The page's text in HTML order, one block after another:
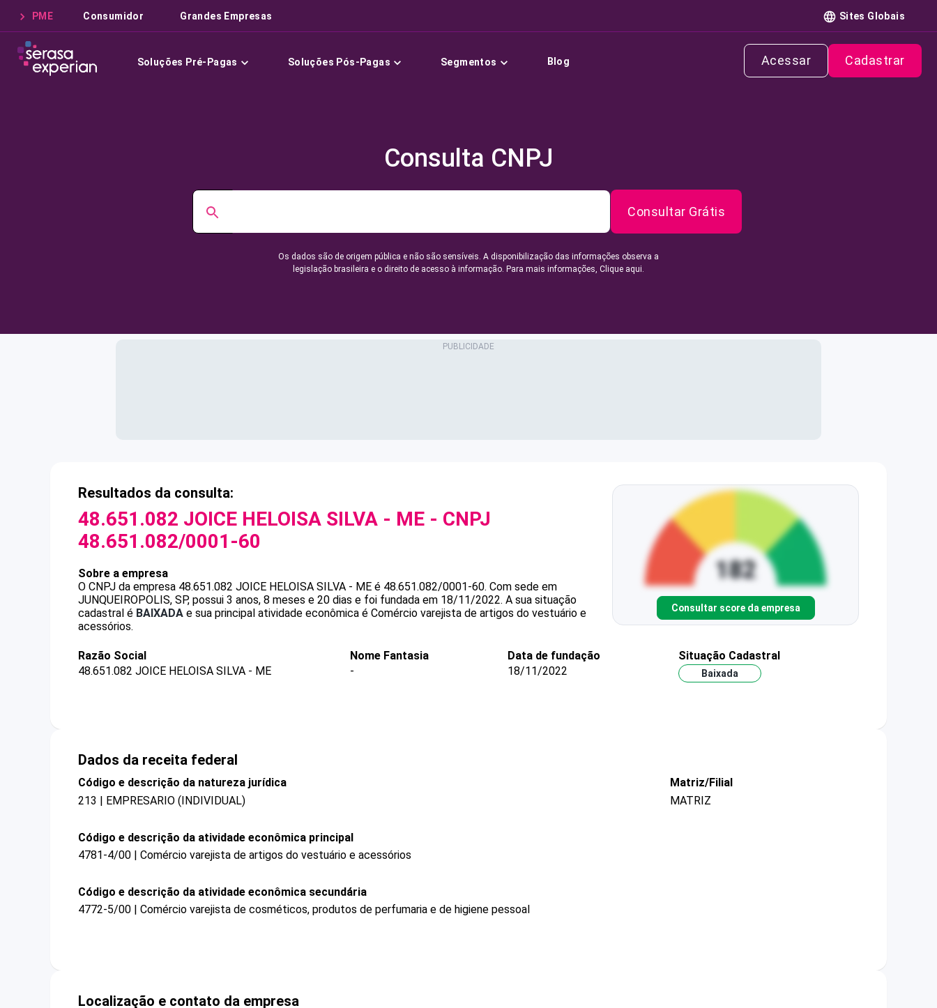
PME Consumidor Grandes Empresas Sites Globais
Soluções Pré-Pagas Soluções Pós-Pagas Segmentos Blog Acessar Cadastrar
Consulta CNPJ
Consultar Grátis
Os dados são de origem pública e não são sensíveis. A disponibilização das informações observa a
legislação brasileira e o direito de acesso à informação. Para mais informações, Clique aqui.
Resultados da consulta:
48.651.082 JOICE HELOISA SILVA - ME - CNPJ
48.651.082/0001-60
Sobre a empresa
O CNPJ da empresa 48.651.082 JOICE HELOISA SILVA - ME é 48.651.082/0001-60. Com sede em
JUNQUEIROPOLIS, SP, possui 3 anos, 8 meses e 20 dias e foi fundada em 18/11/2022. A sua situação
cadastral é BAIXADA e sua principal atividade econômica é Comércio varejista de artigos do vestuário e
acessórios.
Consultar score da empresa
Razão Social
48.651.082 JOICE HELOISA SILVA - ME
Nome Fantasia
-
Data de fundação
18/11/2022
Situação Cadastral
Baixada
Dados da receita federal
Código e descrição da natureza jurídica
213 | EMPRESARIO (INDIVIDUAL)
Matriz/Filial
MATRIZ
Código e descrição da atividade econômica principal
4781-4/00 | Comércio varejista de artigos do vestuário e acessórios
Código e descrição da atividade econômica secundária
4772-5/00 | Comércio varejista de cosméticos, produtos de perfumaria e de higiene pessoal
Localização e contato da empresa